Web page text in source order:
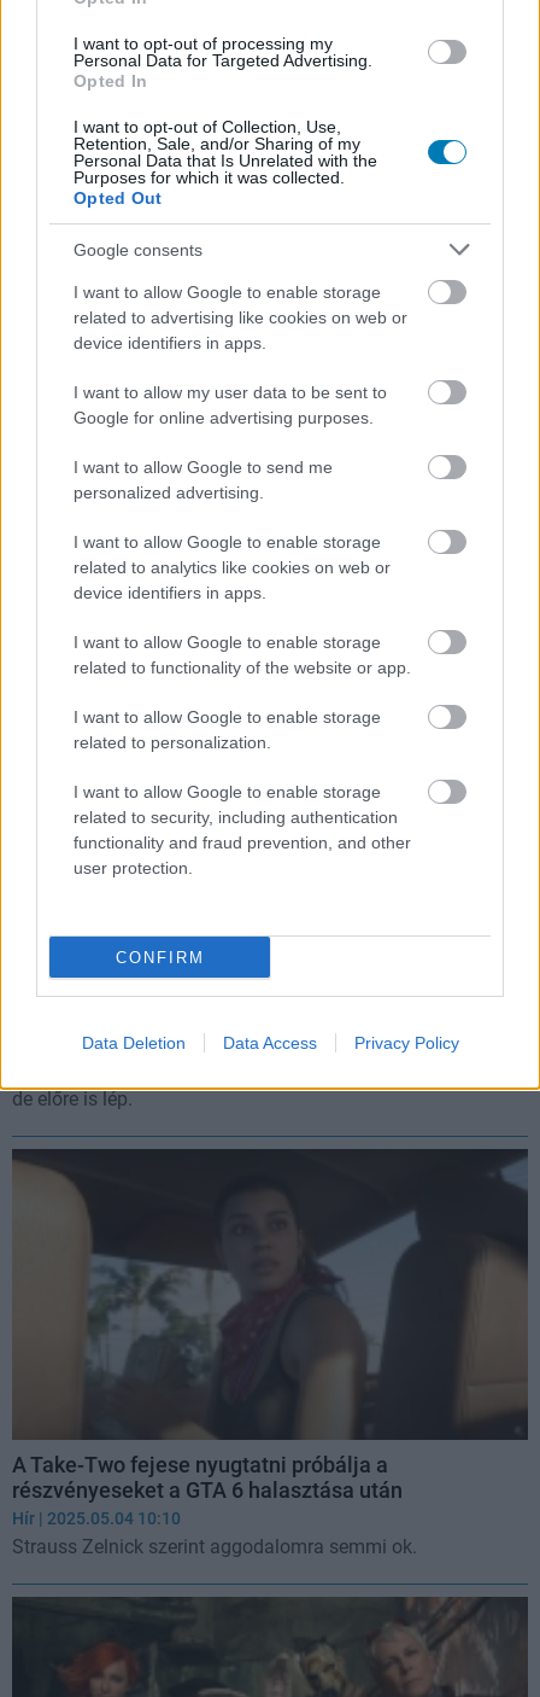
I want to opt-out of processing my
Personal Data for Targeted Advertising.
Opted In
I want to opt-out of Collection, Use,
Retention, Sale, and/or Sharing of my
Personal Data that Is Unrelated with the
Purposes for which it was collected.
Opted Out
Google consents
I want to allow Google to enable storage
related to advertising like cookies on web or
device identifiers in apps.
I want to allow my user data to be sent to
Google for online advertising purposes.
I want to allow Google to send me
personalized advertising.
I want to allow Google to enable storage
related to analytics like cookies on web or
device identifiers in apps.
I want to allow Google to enable storage
related to functionality of the website or app.
I want to allow Google to enable storage
related to personalization.
I want to allow Google to enable storage
related to security, including authentication
functionality and fraud prevention, and other
user protection.
CONFIRM
Data Deletion Data Access Privacy Policy
intelligencia a jövő és munkahelyeket teremt
| 2025.10.25 12:02
mit is gondoljon a mesterséges intelligenciáról, hogy
mindenki boldog legyen.
A Take-Two vezérigazgatója szerint időben meg fog
érkezni a GTA 6
| 2025.08.13 12:21
Strauss Zelnick szerint nem kell további csúszásra
Az illetékesek szerint nem kell félni, még mindig
| 2025.08.08 11:02
de előre is lép.
A Take-Two fejese nyugtatni próbálja a
részvényeseket a GTA 6 halasztása után
Hír | 2025.05.04 10:10
Strauss Zelnick szerint aggodalomra semmi ok.